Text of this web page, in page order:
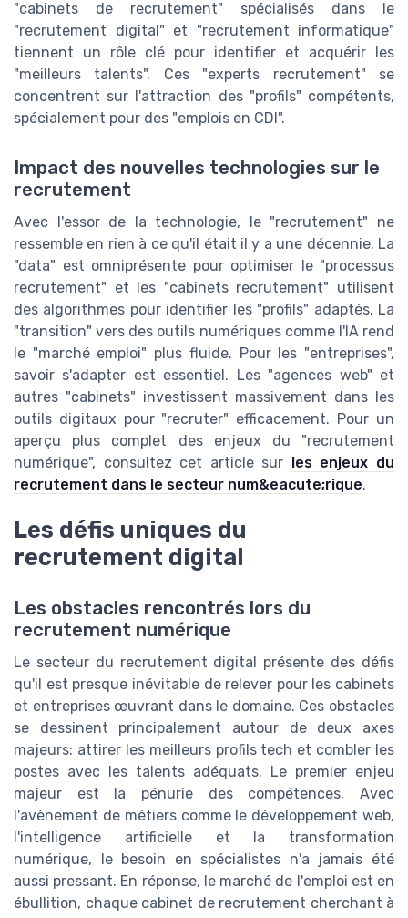
"cabinets de recrutement" spécialisés dans le
"recrutement digital" et "recrutement informatique"
tiennent un rôle clé pour identifier et acquérir les
"meilleurs talents". Ces "experts recrutement" se
concentrent sur l'attraction des "profils" compétents,
spécialement pour des "emplois en CDI".
Impact des nouvelles technologies sur le
recrutement
Avec l'essor de la technologie, le "recrutement" ne
ressemble en rien à ce qu'il était il y a une décennie. La
"data" est omniprésente pour optimiser le "processus
recrutement" et les "cabinets recrutement" utilisent
des algorithmes pour identifier les "profils" adaptés. La
"transition" vers des outils numériques comme l'IA rend
le "marché emploi" plus fluide. Pour les "entreprises",
savoir s'adapter est essentiel. Les "agences web" et
autres "cabinets" investissent massivement dans les
outils digitaux pour "recruter" efficacement. Pour un
aperçu plus complet des enjeux du "recrutement
numérique", consultez cet article sur les enjeux du
recrutement dans le secteur num&eacute;rique.
Les défis uniques du
recrutement digital
Les obstacles rencontrés lors du
recrutement numérique
Le secteur du recrutement digital présente des défis
qu'il est presque inévitable de relever pour les cabinets
et entreprises œuvrant dans le domaine. Ces obstacles
se dessinent principalement autour de deux axes
majeurs: attirer les meilleurs profils tech et combler les
postes avec les talents adéquats. Le premier enjeu
majeur est la pénurie des compétences. Avec
l'avènement de métiers comme le développement web,
l'intelligence artificielle et la transformation
numérique, le besoin en spécialistes n'a jamais été
aussi pressant. En réponse, le marché de l'emploi est en
ébullition, chaque cabinet de recrutement cherchant à